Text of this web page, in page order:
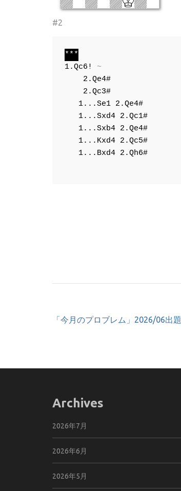
#2
***
1.Qc6!
~
2.Qe4#
2.Qc3#
1...Se1 2.Qe4#
1...Sxd4 2.Qc1#
1...Sxb4 2.Qe4#
1...Kxd4 2.Qc5#
1...Bxd4 2.Qh6#
投
ゲ
ョ
「今月のプロブレム」2026/06出題
Archives
2026年7月
2026年6月
2026年5月